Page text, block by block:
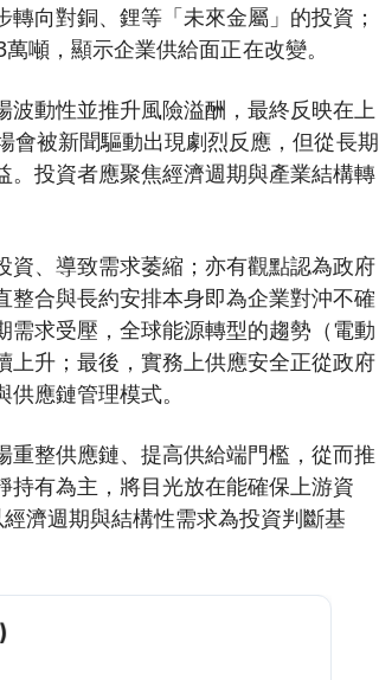
向對銅、鋰等「未來金屬」的投資；
噸，顯示企業供給面正在改變。
動性並推升風險溢酬，最終反映在上
會被新聞驅動出現劇烈反應，但從長期
投資者應聚焦經濟週期與產業結構轉
、導致需求萎縮；亦有觀點認為政府
合與長約安排本身即為企業對沖不確
求受壓，全球能源轉型的趨勢（電動
升；最後，實務上供應安全正從政府
應鏈管理模式。
整供應鏈、提高供給端門檻，從而推
有為主，將目光放在能確保上游資
濟週期與結構性需求為投資判斷基